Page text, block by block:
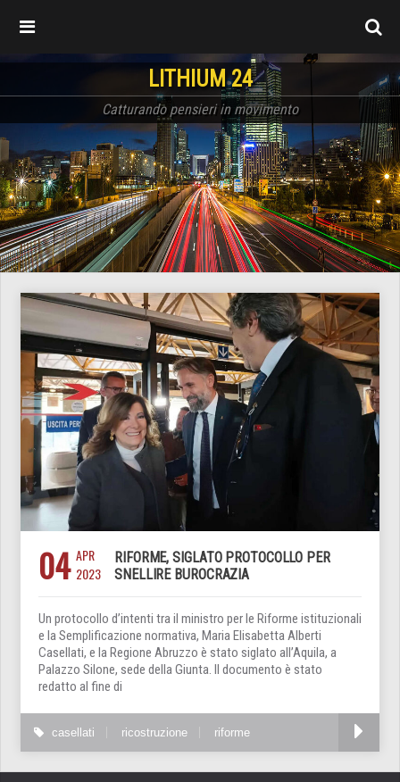
LITHIUM 24
Catturando pensieri in movimento
04 APR
2023
RIFORME, SIGLATO PROTOCOLLO PER
SNELLIRE BUROCRAZIA
Un protocollo d’intenti tra il ministro per le Riforme istituzionali
e la Semplificazione normativa, Maria Elisabetta Alberti
Casellati, e la Regione Abruzzo è stato siglato all’Aquila, a
Palazzo Silone, sede della Giunta. Il documento è stato
redatto al fine di
casellati ricostruzione riforme